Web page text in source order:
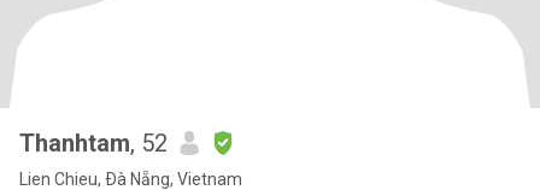
Thanhtam, 52
Lien Chieu, Ðà Nẵng, Vietnam